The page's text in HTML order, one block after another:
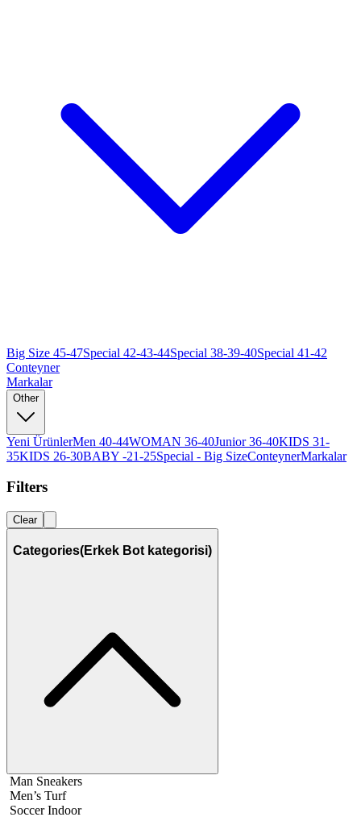
Big Size 45-47Special 42-43-44Special 38-39-40Special 41-42
Conteyner
Markalar
Other
Yeni ÜrünlerMen 40-44WOMAN 36-40Junior 36-40KIDS 31-
35KIDS 26-30BABY -21-25Special - Big SizeConteynerMarkalar
Filters
Clear
Categories(Erkek Bot kategorisi)
Man Sneakers
Men’s Turf
Soccer Indoor